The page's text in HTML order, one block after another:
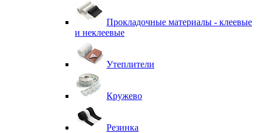
Прокладочные материалы - клеевые
и неклеевые
Утеплители
Кружево
Резинка